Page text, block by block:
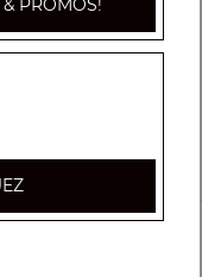
PROMOS!